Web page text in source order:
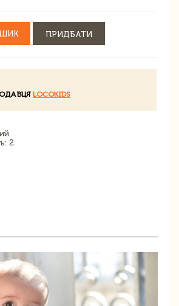
ПРИДБАТИ
LOCOKIDS
2